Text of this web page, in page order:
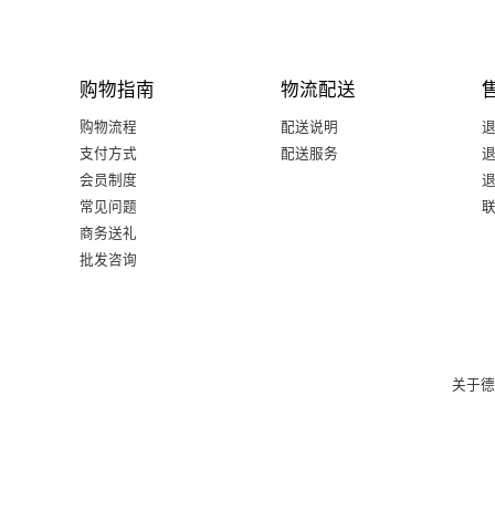
购物指南
购物流程
支付方式
会员制度
常见问题
商务送礼
批发咨询
物流配送
配送说明
配送服务
关于